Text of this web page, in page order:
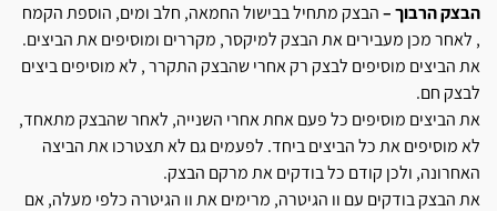
הבצק הרבוך – הבצק מתחיל בבישול החמאה, חלב ומים, הוספת הקמח
, לאחר מכן מעבירים את הבצק למיקסר, מקררים ומוסיפים את הביצים.
את הביצים מוסיפים לבצק רק אחרי שהבצק התקרר , לא מוסיפים ביצים
לבצק חם.
את הביצים מוסיפים כל פעם אחת אחרי השנייה, לאחר שהבצק מתאחד,
לא מוסיפים את כל הביצים ביחד. לפעמים גם לא תצטרכו את הביצה
האחרונה, ולכן קודם כל בודקים את מרקם הבצק.
את הבצק בודקים עם וו הגיטרה, מרימים את וו הגיטרה כלפי מעלה, אם